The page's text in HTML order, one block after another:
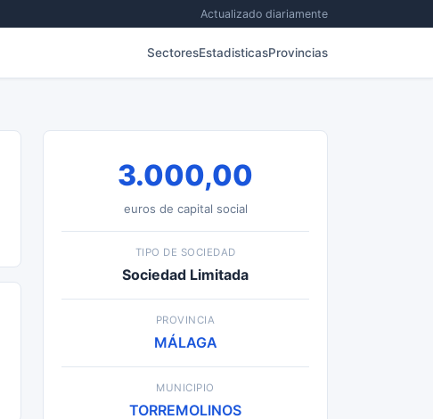
Actualizado diariamente
SectoresEstadisticasProvincias
3.000,00
euros de capital social
TIPO DE SOCIEDAD
Sociedad Limitada
PROVINCIA
MÁLAGA
MUNICIPIO
TORREMOLINOS